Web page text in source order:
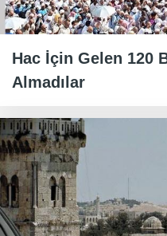
Hac İçin Gelen 120
Almadılar